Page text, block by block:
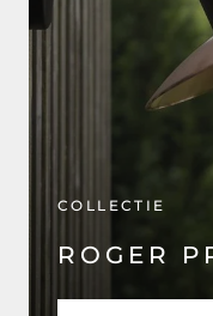
COLLECTIE
ROGER